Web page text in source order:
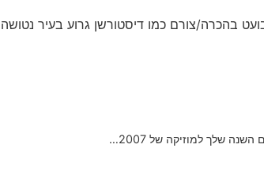
בהכרה/צורם כמו דיסטורשן גרוע בעיר נטושה
שלך למוזיקה של 2007…